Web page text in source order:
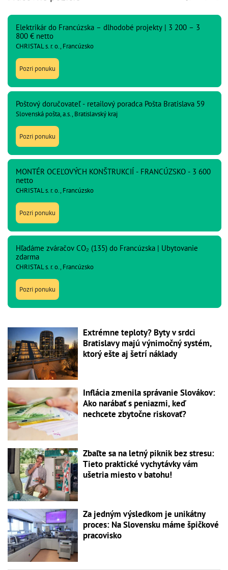
Elektrikár do Francúzska – dlhodobé projekty | 3 200 – 3
800 € netto
CHRISTAL s. r. o., Francúzsko
Pozri ponuku
Poštový doručovateľ - retailový poradca Pošta Bratislava 59
Slovenská pošta, a.s., Bratislavský kraj
Pozri ponuku
MONTÉR OCEĽOVÝCH KONŠTRUKCIÍ - FRANCÚZSKO - 3 600
netto
CHRISTAL s. r. o., Francúzsko
Pozri ponuku
Hľadáme zváračov CO₂ (135) do Francúzska | Ubytovanie
zdarma
CHRISTAL s. r. o., Francúzsko
Pozri ponuku
Extrémne teploty? Byty v srdci
Bratislavy majú výnimočný systém,
ktorý ešte aj šetrí náklady
Inflácia zmenila správanie Slovákov:
Ako narábať s peniazmi, keď
nechcete zbytočne riskovať?
Zbaľte sa na letný piknik bez stresu:
Tieto praktické vychytávky vám
ušetria miesto v batohu!
Za jedným výsledkom je unikátny
proces: Na Slovensku máme špičkové
pracovisko